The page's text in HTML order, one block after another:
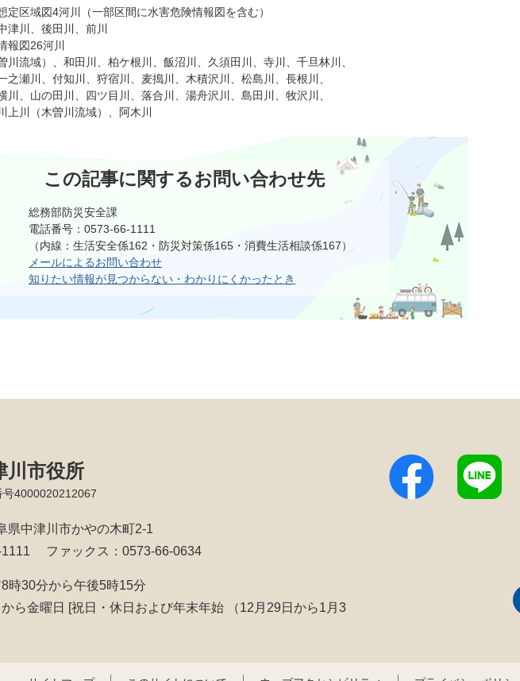
定区域図4河川（一部区間に水害危険情報図を含む）
津川、後田川、前川
報図26河川
川流域）、和田川、柏ケ根川、飯沼川、久須田川、寺川、千旦林川、
之瀬川、付知川、狩宿川、麦搗川、木積沢川、松島川、長根川、
川、山の田川、四ツ目川、落合川、湯舟沢川、島田川、牧沢川、
上川（木曽川流域）、阿木川
この記事に関するお問い合わせ先
総務部防災安全課
電話番号：0573-66-1111
（内線：生活安全係162・防災対策係165・消費生活相談係167）
メールによるお問い合わせ
知りたい情報が見つからない・わかりにくかったとき
川市役所
号4000020212067
県中津川市かやの木町2-1
1111
ファックス：0573-66-0634
時30分から午後5時15分
ら金曜日 [祝日・休日および年末年始
（12月29日から1月3